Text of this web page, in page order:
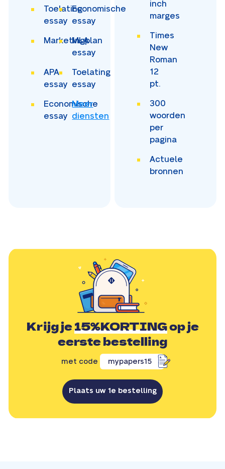
Toelating
essay
Economische
essay
Marketingplan
MLA
essay
APA
essay
Toelating
essay
Economische
essay
Meer
diensten
inch
marges
Times
New
Roman
12
pt.
300
woorden
per
pagina
Actuele
bronnen
Krijg je15%KORTINGop je
eerste bestelling
met code mypapers15
Plaats uw 1e bestelling